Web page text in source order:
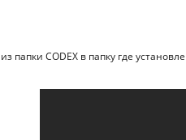
папки CODEX в папку где